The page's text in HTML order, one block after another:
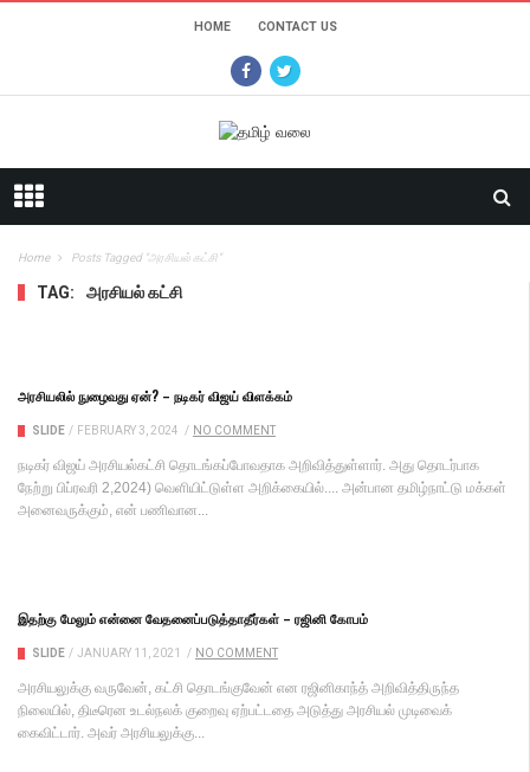
HOME CONTACT US
Home Posts Tagged "அரசியல் கட்சி"
TAG: அரசியல் கட்சி
அரசியலில் நுழைவது ஏன்? – நடிகர் விஜய் விளக்கம்
SLIDE / FEBRUARY 3, 2024 / NO COMMENT
நடிகர் விஜய் அரசியல்கட்சி தொடங்கப்போவதாக அறிவித்துள்ளார். அது தொடர்பாக
நேற்று பிப்ரவரி 2,2024) வெளியிட்டுள்ள அறிக்கையில்.... அன்பான தமிழ்நாட்டு மக்கள்
அனைவருக்கும், என் பணிவான...
இதற்கு மேலும் என்னை வேதனைப்படுத்தாதீர்கள் – ரஜினி கோபம்
SLIDE / JANUARY 11, 2021 / NO COMMENT
அரசியலுக்கு வருவேன், கட்சி தொடங்குவேன் என ரஜினிகாந்த் அறிவித்திருந்த
நிலையில், திடீரென உடல்நலக் குறைவு ஏற்பட்டதை அடுத்து அரசியல் முடிவைக்
கைவிட்டார். அவர் அரசியலுக்கு...